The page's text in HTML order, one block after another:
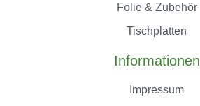
Folie & Zubehör
Tischplatten
Informationen
Impressum